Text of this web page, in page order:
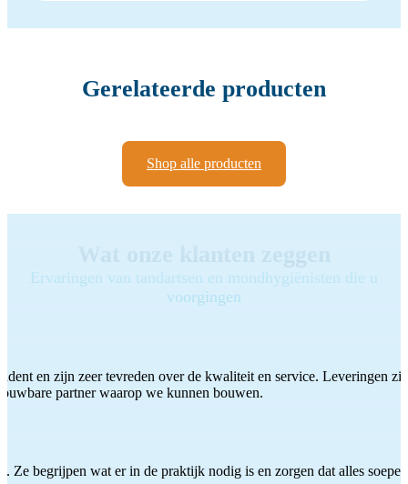
Gerelateerde producten
Shop alle producten
Ervaringen van tandartsen en mondhygiënisten die u
voorgingen
en zijn zeer tevreden over de kwaliteit en service. Leveringen
partner waarop we kunnen bouwen.
Ze begrijpen wat er in de praktijk nodig is en zorgen dat alles